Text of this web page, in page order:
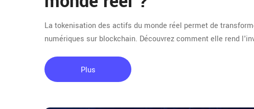
La tokenisation des actifs du monde réel permet de
numériques sur blockchain. Découvrez comment elle rend
Plus